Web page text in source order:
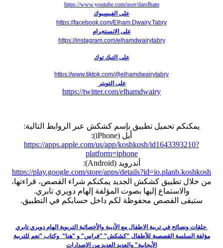
https://www.youtube.com/user/darelham
على الفيسبوك
https://facebook.com/Elham.Dwairy.Tabry
على الانستجرام
https://instagram.com/elhamdwairytabry
على التيك توك
https://www.tiktok.com/@elhamdwairytabry
على التويتر
https://twitter.com/elhamdwairy
يمكنكم تحميل تطبيق بإسم كشكش عبر الروابط التالية:
أبل (iPhone):
https://apps.apple.com/us/app/koshkosh/id1643393210?
platform=iphone
أندرويد (Android):
https://play.google.com/store/apps/details?id=io.planb.koshkosh
من خلال تطبيق كشكش الجديد يمكنكم شراء القصص، قراءتها،
والاستماع إليها بصوت المؤلفة إلهام دويري تابري.
ستبقى القصص محفوظة لكم داخل حسابكم في التطبيق.
حلقات ونصائح في تربية الاطفال مع الأديبة والأخصائية التربوية الهام دويري تابري
مؤلفة السلسة القصصية للأطفال "كشكش" "فراس" و "هنا" وكتاب "نعم للتربية
الأيجابية" والعديد العديد من الإصدارات